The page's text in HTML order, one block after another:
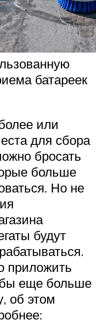
батареек
или
для сбора
бросать
больше
Но не
будут
приложить
еще больше
об этом